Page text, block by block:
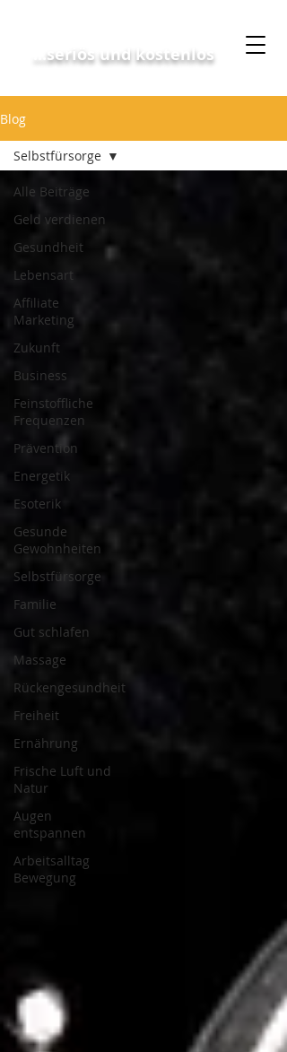
...seriös und kostenlos
Blog
Alle Beiträge
Geld verdienen
Gesundheit
Lebensart
Affiliate
Marketing
Zukunft
Business
Feinstoffliche
Frequenzen
Prävention
Energetik
Esoterik
Gesunde
Gewohnheiten
Selbstfürsorge
Familie
Gut schlafen
Massage
Rückengesundheit
Freiheit
Ernährung
Frische Luft und
Natur
Augen
entspannen
Arbeitsalltag
Bewegung
Selbstfürsorge